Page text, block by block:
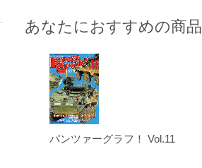
あなたにおすすめの商品
パンツァーグラフ！ Vol.11